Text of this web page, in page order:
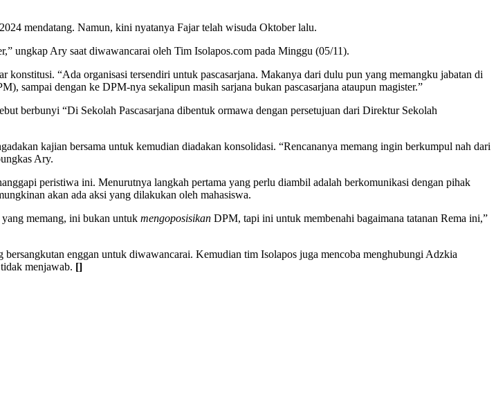
mendatang. Namun, kini nyatanya Fajar telah wisuda Oktober lalu.
ungkap Ary saat diwawancarai oleh Tim Isolapos.com pada Minggu (05/11).
“Ada organisasi tersendiri untuk pascasarjana. Makanya dari dulu pun yang memangku jabatan di
dengan ke DPM-nya sekalipun masih sarjana bukan pascasarjana ataupun magister.”
berbunyi “Di Sekolah Pascasarjana dibentuk ormawa dengan persetujuan dari Direktur Sekolah
kajian bersama untuk kemudian diadakan konsolidasi. “Rencananya memang ingin berkumpul nah dari
Ary.
peristiwa ini. Menurutnya langkah pertama yang perlu diambil adalah berkomunikasi dengan pihak
akan ada aksi yang dilakukan oleh mahasiswa.
yang memang, ini bukan untuk mengoposisikan DPM, tapi ini untuk membenahi bagaimana tatanan Rema ini,”
enggan untuk diwawancarai. Kemudian tim Isolapos juga mencoba menghubungi Adzkia
menjawab. []